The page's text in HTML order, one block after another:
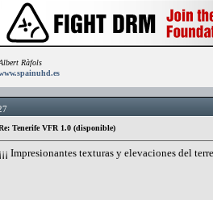
Ràfols
Tenerife VFR 1.0 (disponible)
¡¡¡ Impresionantes texturas y elevaciones del